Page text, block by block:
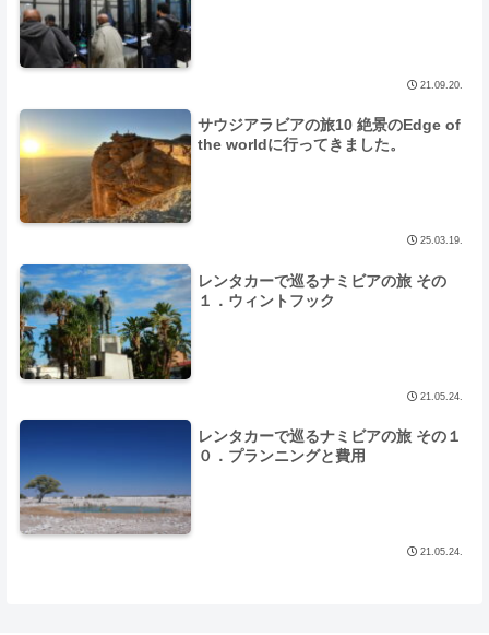
21.09.20.
サウジアラビアの旅10 絶景のEdge of
the worldに行ってきました。
25.03.19.
レンタカーで巡るナミビアの旅 その
１．ウィントフック
21.05.24.
レンタカーで巡るナミビアの旅 その１
０．プランニングと費用
21.05.24.